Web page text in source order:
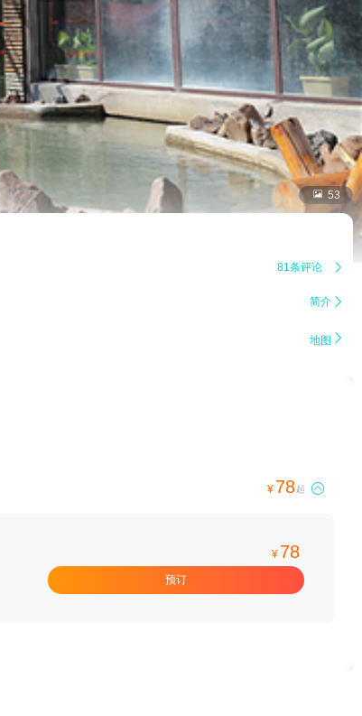
 53
81条评论 
简介 
地图 
¥ 78起 
¥ 78
预订